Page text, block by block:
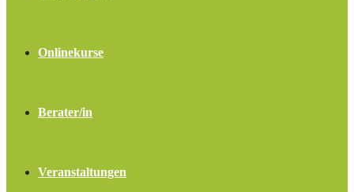
Onlinekurse
Berater/in
Veranstaltungen